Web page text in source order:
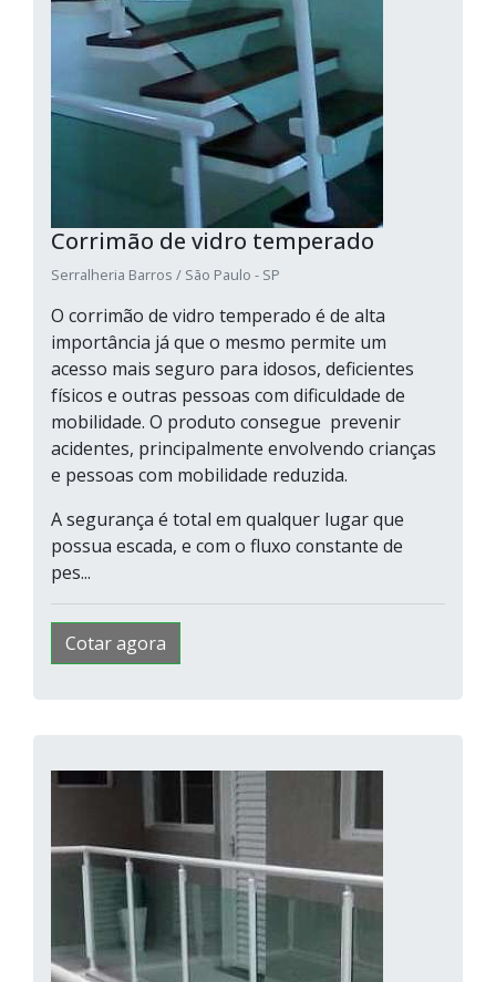
Corrimão de vidro temperado
Serralheria Barros / São Paulo - SP
O corrimão de vidro temperado é de alta
importância já que o mesmo permite um
acesso mais seguro para idosos, deficientes
físicos e outras pessoas com dificuldade de
mobilidade. O produto consegue prevenir
acidentes, principalmente envolvendo crianças
e pessoas com mobilidade reduzida.
A segurança é total em qualquer lugar que
possua escada, e com o fluxo constante de
pes...
Cotar agora